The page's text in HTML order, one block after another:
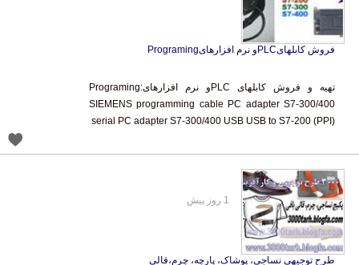
فروش کابلهایPLCو نرم افزارهایPrograming
تهیه و فروش کابلهای PLCو نرم افزارهایPrograming:
SIEMENS programming cable PC adapter S7-300/400
serial PC adapter S7-300/400 USB USB to S7-200 (PPI)
طرح توجیهی نساجی، پوشاک، پارچه، چرم،قالی
1 روز پیش